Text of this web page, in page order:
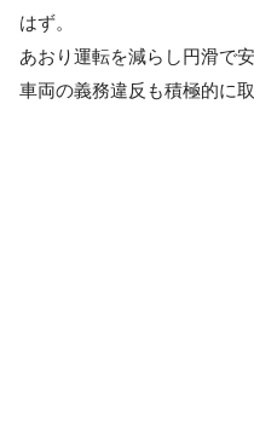
はず。
あおり運転を減らし円滑で
車両の義務違反も積極的に